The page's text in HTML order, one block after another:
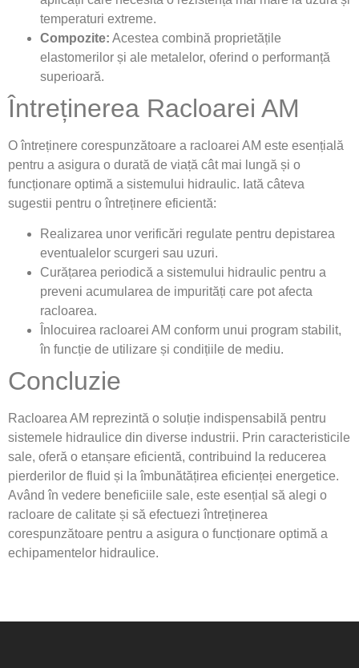
temperaturi extreme.
Compozite: Acestea combină proprietățile
elastomerilor și ale metalelor, oferind o performanță
superioară.
Întreținerea Racloarei AM
O întreținere corespunzătoare a racloarei AM este esențială
pentru a asigura o durată de viață cât mai lungă și o
funcționare optimă a sistemului hidraulic. Iată câteva
sugestii pentru o întreținere eficientă:
Realizarea unor verificări regulate pentru depistarea
eventualelor scurgeri sau uzuri.
Curățarea periodică a sistemului hidraulic pentru a
preveni acumularea de impurități care pot afecta
racloarea.
Înlocuirea racloarei AM conform unui program stabilit,
în funcție de utilizare și condițiile de mediu.
Concluzie
Racloarea AM reprezintă o soluție indispensabilă pentru
sistemele hidraulice din diverse industrii. Prin caracteristicile
sale, oferă o etanșare eficientă, contribuind la reducerea
pierderilor de fluid și la îmbunătățirea eficienței energetice.
Având în vedere beneficiile sale, este esențial să alegi o
racloare de calitate și să efectuezi întreținerea
corespunzătoare pentru a asigura o funcționare optimă a
echipamentelor hidraulice.